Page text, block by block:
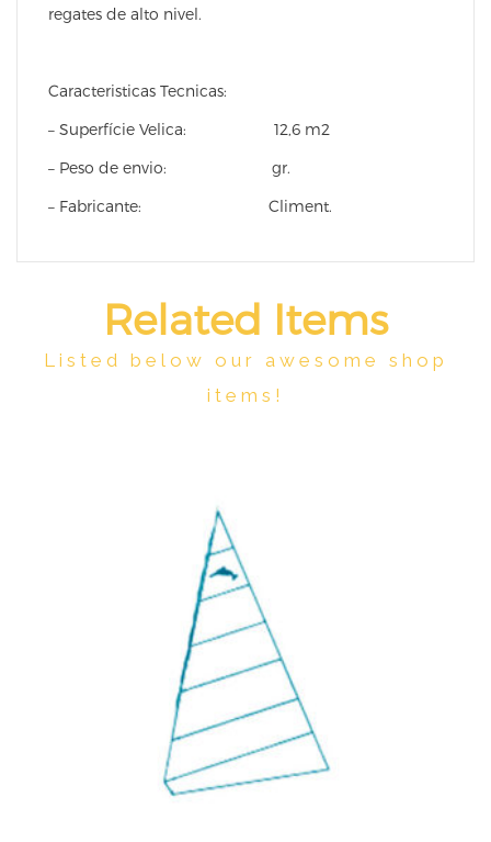
regates de alto nivel.
Caracteristicas Tecnicas:
– Superfície Velica: 12,6 m2
– Peso de envio: gr.
– Fabricante: Climent.
Related Items
Listed below our awesome shop
items!